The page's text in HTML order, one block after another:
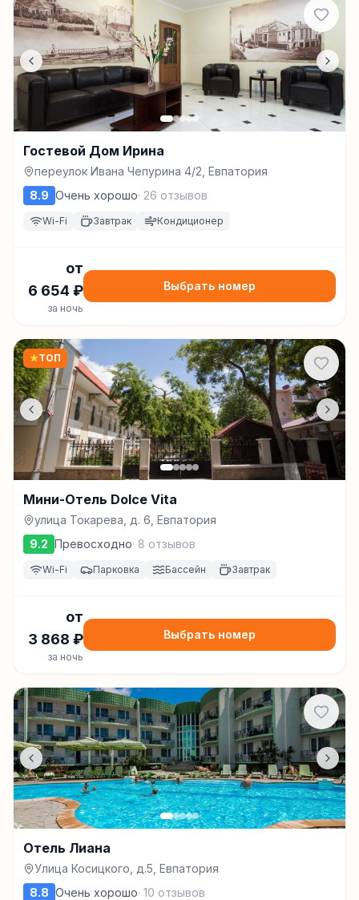
Гостевой Дом Ирина
переулок Ивана Чепурина 4/2, Евпатория
8.9 Очень хорошо· 26 отзывов
Wi-Fi Завтрак Кондиционер
от
6 654 ₽
за ночь
Выбрать номер
★ТОП
Мини-Отель Dolce Vita
улица Токарева, д. 6, Евпатория
9.2 Превосходно· 8 отзывов
Wi-Fi Парковка Бассейн Завтрак
от
3 868 ₽
за ночь
Выбрать номер
Отель Лиана
Улица Косицкого, д.5, Евпатория
8.8 Очень хорошо· 10 отзывов